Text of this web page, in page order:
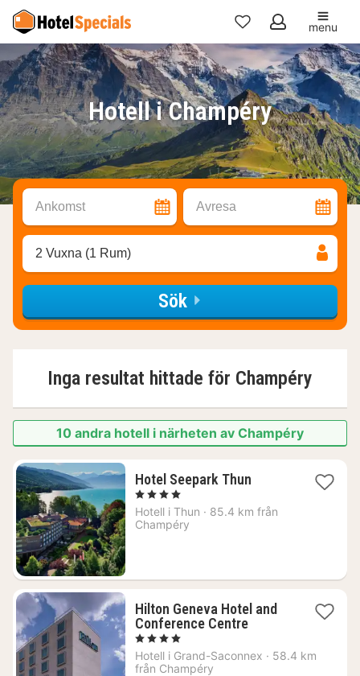
Mina
favoriter
menu
Hotell i Champéry
Ankomst Avresa
2 Vuxna (1 Rum)
Sök
Inga resultat hittade för Champéry
10 andra hotell i närheten av Champéry
Hotel Seepark Thun1
från
, 4 Stjärnor
Hotell i Thun · 85.4 km från
Champéry
Hilton Geneva Hotel and
Conference Centre1
från
, 4 Stjärnor
Hotell i Grand-Saconnex · 58.4 km
från Champéry